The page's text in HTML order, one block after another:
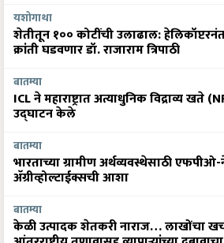
यशोगाथा
शेतीतून १०० कोटींची उलाढाल:
क्रांती घडवणार डॉ. राजाराम त्रिपाठी
बातम्या
ICL ने महाराष्ट्रात अत्याधुनिक विद्राव्य खते
उद्घाटन केले
बातम्या
भारताच्या ग्रामीण अर्थव्यवस्थेसाठी
अ‍ॅग्रीव्होल्टाईक्सची आशा
बातम्या
केळी उत्पादक शेतकरी नाराज… लाखोंचा